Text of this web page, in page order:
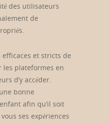
des utilisateurs
de
efficaces et stricts de
les plateformes en
d’y accéder.
bonne
afin qu’il soit
ses expériences